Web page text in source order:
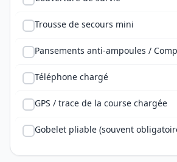
Trousse de secours mini
Pansements anti-ampoules /
Téléphone chargé
GPS / trace de la course chargée
Gobelet pliable (souvent